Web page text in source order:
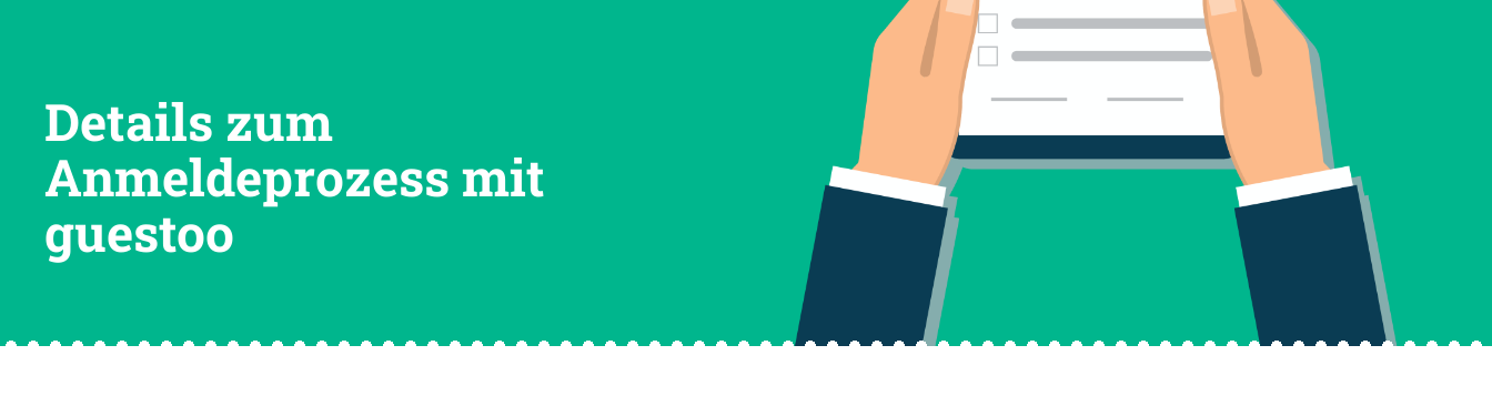
Details zum
Anmeldeprozess mit
guestoo